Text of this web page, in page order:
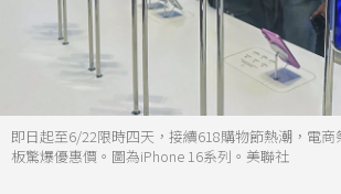
即日起至6/22限時四天，接續618購物節熱潮，電
板驚爆優惠價。圖為iPhone 16系列。美聯社